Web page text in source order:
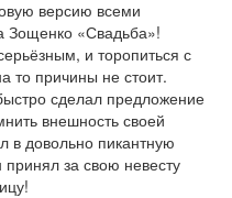
версию всеми
Зощенко «Свадьба»!
и торопиться с
то причины не стоит.
сделал предложение
внешность своей
в довольно пикантную
за свою невесту